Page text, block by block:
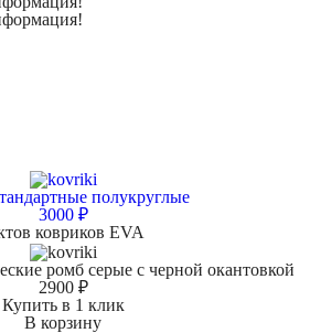
полукруглые
3000 ₽
ковриков EVA
ромб серые с черной окантовкой
2900 ₽
Купить в 1 клик
В корзину